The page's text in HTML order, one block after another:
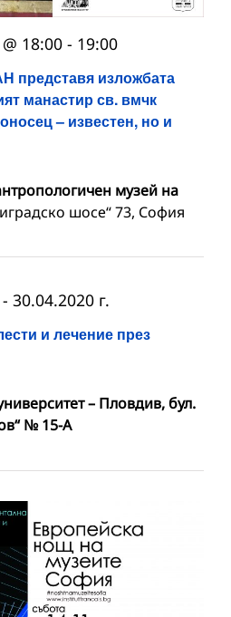
представя изложбата
манастир св. вмчк
– известен, но и
18:00 - 19:00
музей на
шосе“ 73, София
и лечение през
- 30.04.2020 г.
– Пловдив, бул.
№ 15-А